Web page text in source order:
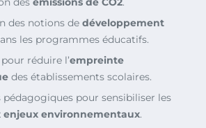
des notions de développement
les programmes éducatifs.
réduire l’empreinte
des établissements scolaires.
pédagogiques pour sensibiliser les
enjeux environnementaux.